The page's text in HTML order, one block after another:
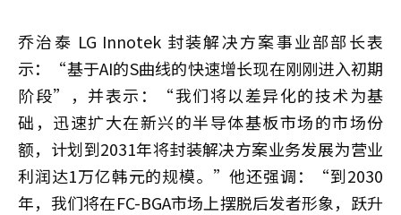
乔治泰 LG Innotek 封装解决方案事业部部长表
示：“基于AI的S曲线的快速增长现在刚刚进入初期
阶段”，并表示：“我们将以差异化的技术为基
础，迅速扩大在新兴的半导体基板市场的市场份
额，计划到2031年将封装解决方案业务发展为营业
利润达1万亿韩元的规模。”他还强调：“到2030
年，我们将在FC-BGA市场上摆脱后发者形象，跃升